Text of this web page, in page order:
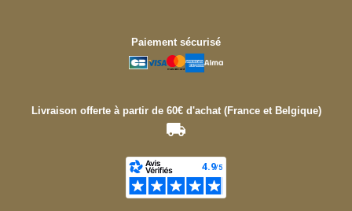
Paiement sécurisé
Livraison offerte à partir de 60€ d'achat (France et Belgique)